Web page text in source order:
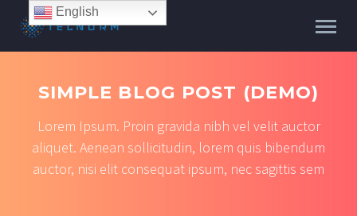
SIMPLE BLOG POST (DEMO)
Lorem Ipsum. Proin gravida nibh vel velit auctor
aliquet. Aenean sollicitudin, lorem quis bibendum
auctor, nisi elit consequat ipsum, nec sagittis sem
English